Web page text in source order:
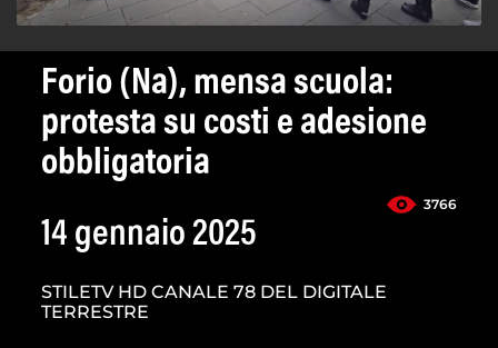
Forio (Na), mensa scuola:
protesta su costi e adesione
obbligatoria
3766
14 gennaio 2025
STILETV HD CANALE 78 DEL DIGITALE
TERRESTRE